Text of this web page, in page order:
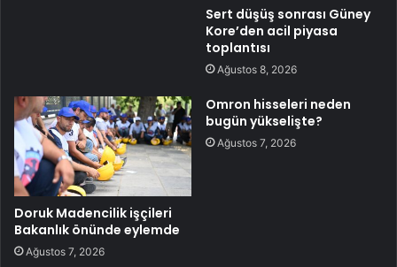
Sert düşüş sonrası Güney
Kore’den acil piyasa
toplantısı
Ağustos 8, 2026
Doruk Madencilik işçileri
Bakanlık önünde eylemde
Ağustos 7, 2026
Omron hisseleri neden
bugün yükselişte?
Ağustos 7, 2026